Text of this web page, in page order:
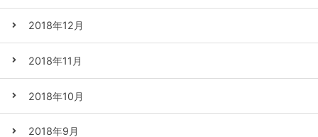
2018年12月
2018年11月
2018年10月
2018年9月